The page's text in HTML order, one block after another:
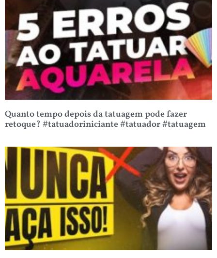
Quanto tempo depois da tatuagem pode fazer
retoque? #tatuadoriniciante #tatuador #tatuagem